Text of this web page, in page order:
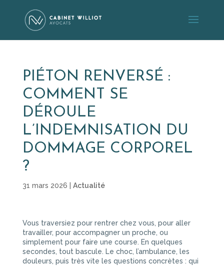
PIÉTON RENVERSÉ :
COMMENT SE
DÉROULE
L’INDEMNISATION DU
DOMMAGE CORPOREL
?
31 mars 2026 Actualité
Vous traversiez pour rentrer chez vous, pour aller
travailler, pour accompagner un proche, ou
simplement pour faire une course. En quelques
secondes, tout bascule. Le choc, l’ambulance, les
douleurs, puis très vite les questions concrètes : qui